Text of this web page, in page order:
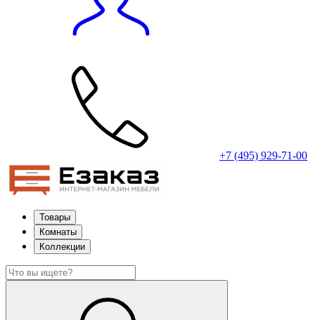
+7 (495) 929-71-00
Товары
Комнаты
Коллекции